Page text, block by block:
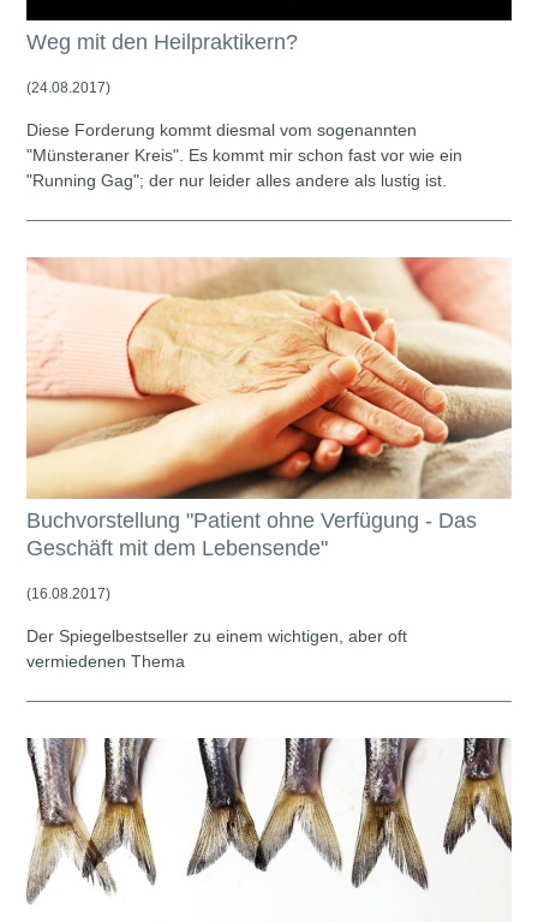
Weg mit den Heilpraktikern?
(24.08.2017)
Diese Forderung kommt diesmal vom sogenannten
"Münsteraner Kreis". Es kommt mir schon fast vor wie ein
"Running Gag"; der nur leider alles andere als lustig ist.
Buchvorstellung "Patient ohne Verfügung - Das
Geschäft mit dem Lebensende"
(16.08.2017)
Der Spiegelbestseller zu einem wichtigen, aber oft
vermiedenen Thema